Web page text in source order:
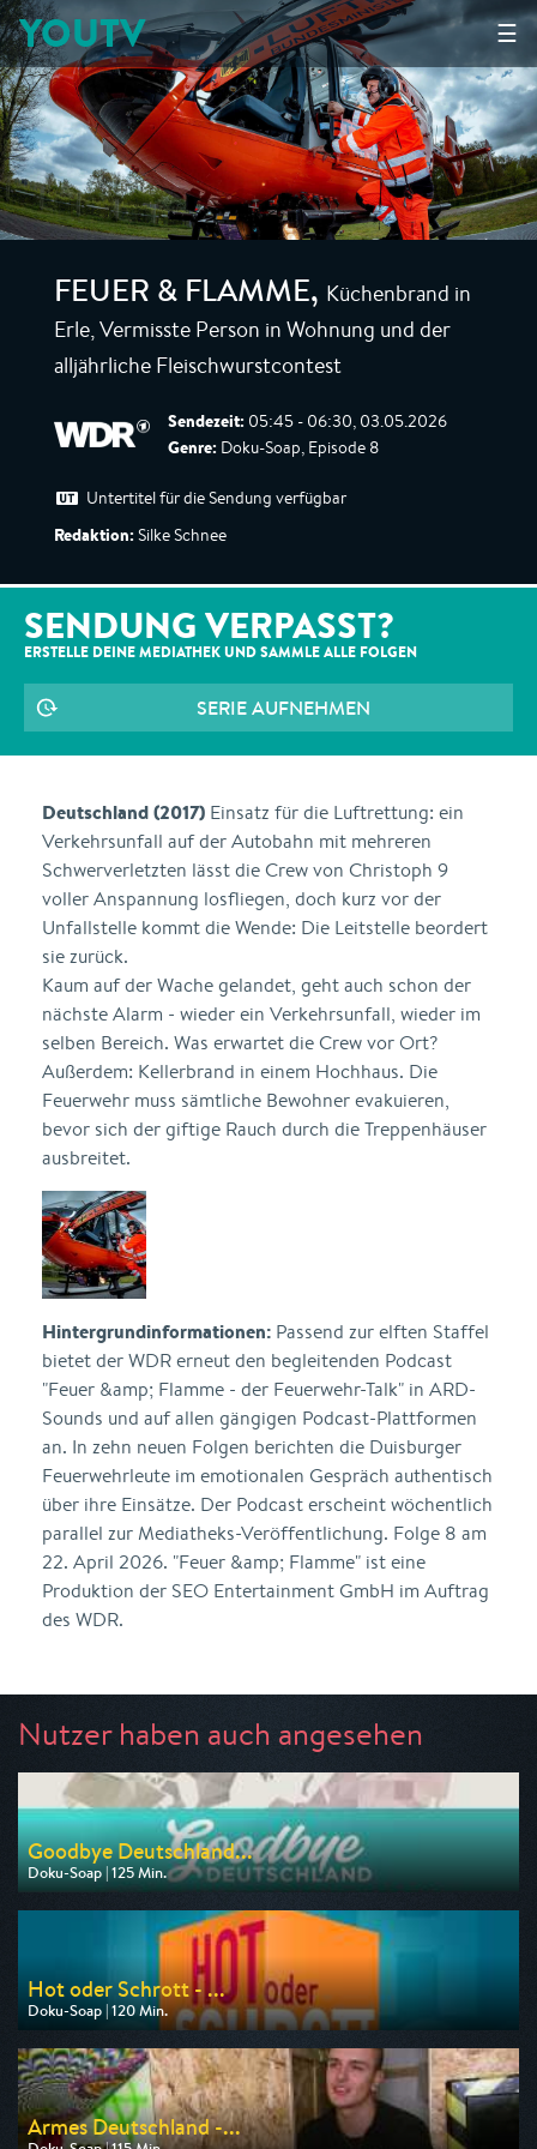
☰
YOUTV
FEUER & FLAMME, Küchenbrand in
Erle, Vermisste Person in Wohnung und der
alljährliche Fleischwurstcontest
Sendezeit: 05:45 - 06:30, 03.05.2026
Genre: Doku-Soap, Episode 8
Untertitel für die Sendung verfügbar
Redaktion: Silke Schnee
SENDUNG VERPASST?
ERSTELLE DEINE MEDIATHEK UND SAMMLE ALLE FOLGEN
SERIE AUFNEHMEN
Deutschland (2017) Einsatz für die Luftrettung: ein
Verkehrsunfall auf der Autobahn mit mehreren
Schwerverletzten lässt die Crew von Christoph 9
voller Anspannung losfliegen, doch kurz vor der
Unfallstelle kommt die Wende: Die Leitstelle beordert
sie zurück.
Kaum auf der Wache gelandet, geht auch schon der
nächste Alarm - wieder ein Verkehrsunfall, wieder im
selben Bereich. Was erwartet die Crew vor Ort?
Außerdem: Kellerbrand in einem Hochhaus. Die
Feuerwehr muss sämtliche Bewohner evakuieren,
bevor sich der giftige Rauch durch die Treppenhäuser
ausbreitet.
Hintergrundinformationen: Passend zur elften Staffel
bietet der WDR erneut den begleitenden Podcast
"Feuer &amp; Flamme - der Feuerwehr-Talk" in ARD-
Sounds und auf allen gängigen Podcast-Plattformen
an. In zehn neuen Folgen berichten die Duisburger
Feuerwehrleute im emotionalen Gespräch authentisch
über ihre Einsätze. Der Podcast erscheint wöchentlich
parallel zur Mediatheks-Veröffentlichung. Folge 8 am
22. April 2026. "Feuer &amp; Flamme" ist eine
Produktion der SEO Entertainment GmbH im Auftrag
des WDR.
Nutzer haben auch angesehen
Goodbye Deutschland...
Doku-Soap | 125 Min.
Ausgestrahlt von VOX
am 10.08.2026, 20:15
Hot oder Schrott - ...
Doku-Soap | 120 Min.
Ausgestrahlt von VOX
am 11.08.2026, 20:15
Armes Deutschland -...